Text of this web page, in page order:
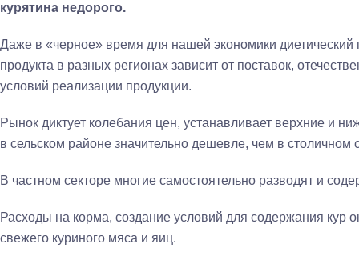
курятина недорого.
Даже в «черное» время для нашей экономики диетический
продукта в разных регионах зависит от поставок,
условий реализации продукции.
Рынок диктует колебания цен, устанавливает верхние и
в сельском районе значительно дешевле, чем в столичном
В частном секторе многие самостоятельно разводят и
Расходы на корма, создание условий для содержания кур
свежего куриного мяса и яиц.